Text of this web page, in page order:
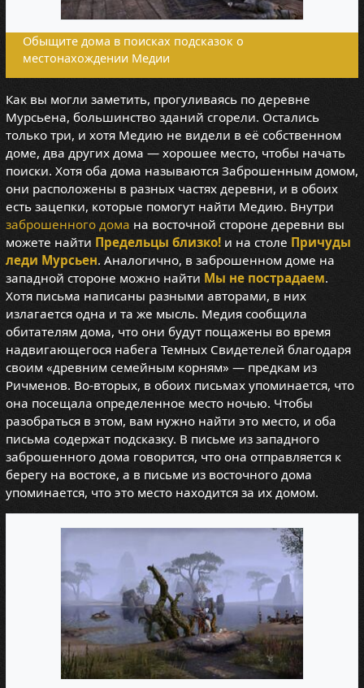
Обыщите дома в поисках подсказок о
местонахождении Медии
Как вы могли заметить, прогуливаясь по деревне
Мурсьена, большинство зданий сгорели. Остались
только три, и хотя Медию не видели в её собственном
доме, два других дома — хорошее место, чтобы начать
поиски. Хотя оба дома называются Заброшенным домом,
они расположены в разных частях деревни, и в обоих
есть зацепки, которые помогут найти Медию. Внутри
заброшенного дома на восточной стороне деревни вы
можете найти Предельцы близко!и на столе Причуды
леди Мурсьен. Аналогично, в заброшенном доме на
западной стороне можно найти Мы не пострадаем.
Хотя письма написаны разными авторами, в них
излагается одна и та же мысль. Медия сообщила
обитателям дома, что они будут пощажены во время
надвигающегося набега Темных Свидетелей благодаря
своим «древним семейным корням» — предкам из
Ричменов. Во-вторых, в обоих письмах упоминается, что
она посещала определенное место ночью. Чтобы
разобраться в этом, вам нужно найти это место, и оба
письма содержат подсказку. В письме из западного
заброшенного дома говорится, что она отправляется к
берегу на востоке, а в письме из восточного дома
упоминается, что это место находится за их домом.